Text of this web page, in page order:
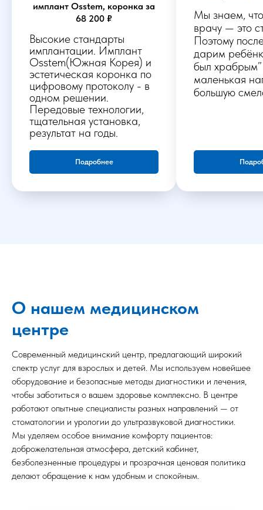
имплант Osstem, коронка за
68 200 ₽
Высокие стандарты
имплантации. Имплант
Osstem(Южная Корея) и
эстетическая коронка по
цифровому протоколу - в
одном решении.
Передовые технологии,
тщательная установка,
результат на годы.
Подробнее
Мы знаем,
врачу — это
Поэтому
дарим
был
маленькая
большую
О нашем медицинском
центре
Современный медицинский центр, предлагающий широкий
спектр услуг для взрослых и детей. Мы используем новейшее
оборудование и безопасные методы диагностики и лечения,
чтобы заботиться о вашем здоровье комплексно. В центре
работают опытные специалисты разных направлений — от
стоматологии и урологии до ультразвуковой диагностики.
Мы уделяем особое внимание комфорту пациентов:
доброжелательная атмосфера, детский кабинет,
безболезненные процедуры и прозрачная ценовая политика
делают обращение к нам удобным и спокойным.